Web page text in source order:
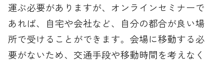
運ぶ必要がありますが、オンラインセミナーで
あれば、自宅や会社など、自分の都合が良い場
所で受けることができます。会場に移動する必
要がないため、交通手段や移動時間を考えなく